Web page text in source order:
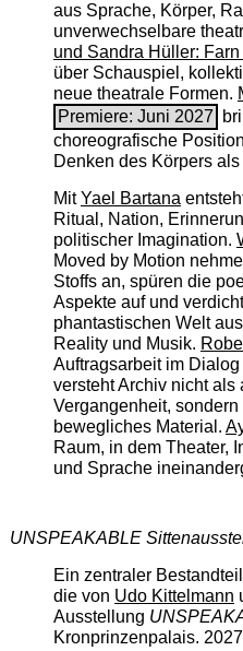
aus Sprache, Körper,
unverwechselbare
und Sandra Hüller:
über Schauspiel,
neue theatrale Formen.
Premiere: Juni 2027
choreografische
Denken des Körpers
MitYael Bartana
Ritual, Nation,
politischer Imagination.
Moved by Motion
Stoffs an, spüren die
Aspekte auf und
phantastischen Welt
Reality und Musik.
Auftragsarbeit im
versteht Archiv nicht als
Vergangenheit,
bewegliches Material.
Raum, in dem Theater,
und Sprache
UNSPEAKABLE
Ein zentraler
die von Udo Kittelmann
Ausstellung
Kronprinzenpalais.